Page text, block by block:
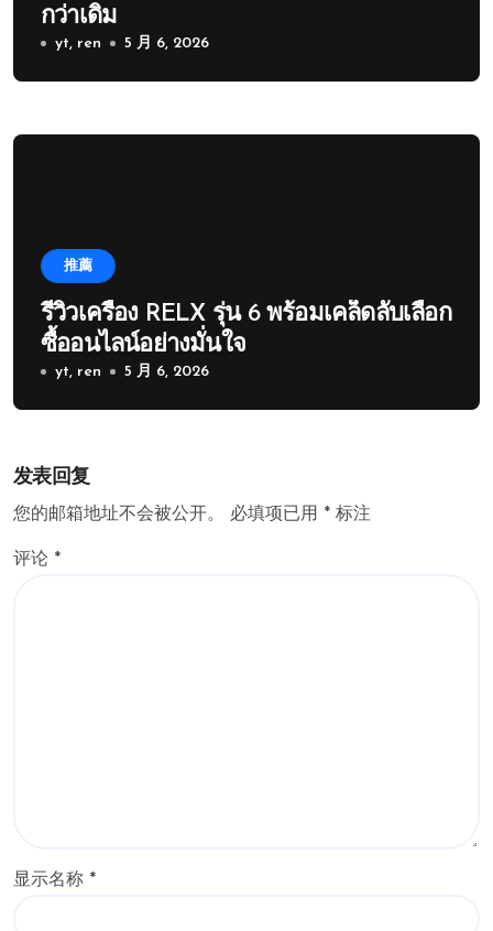
กว่าเดิม
yt, ren 5 月 6, 2026
推薦
รีวิวเครื่อง RELX รุ่น 6 พร้อมเคล็ดลับเลือก
ซื้ออนไลน์อย่างมั่นใจ
yt, ren 5 月 6, 2026
发表回复
您的邮箱地址不会被公开。 必填项已用 * 标注
评论 *
显示名称 *